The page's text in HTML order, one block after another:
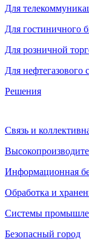
Для
Для гостиничного
Для розничной
Для нефтегазового
Решения
Связь и
Информационная
Обработка и
Системы
Безопасный город